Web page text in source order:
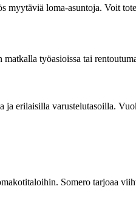
myytäviä loma-asuntoja. Voit
työasioissa tai
erilaisilla varustelutasoilla.
Somero tarjoaa